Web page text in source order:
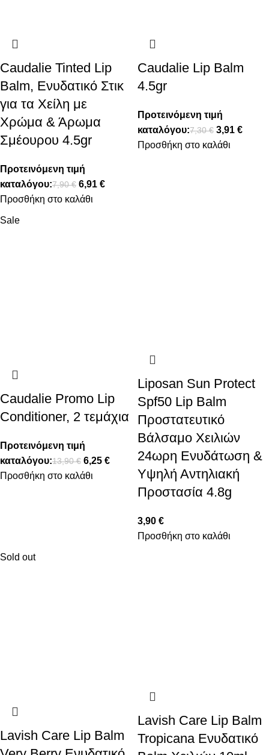
Caudalie Tinted Lip
Balm, Ενυδατικό Στικ
για τα Χείλη με
Χρώμα & Άρωμα
Σμέουρου 4.5gr
Προτεινόμενη τιμή
καταλόγου:7,90€ 6,91 €
Προσθήκη στο καλάθι
Caudalie Lip Balm
4.5gr
Προτεινόμενη τιμή
καταλόγου:7,30€ 3,91 €
Προσθήκη στο καλάθι
Sale
Caudalie Promo Lip
Conditioner, 2 τεμάχια
Προτεινόμενη τιμή
καταλόγου:13,90€ 6,25 €
Προσθήκη στο καλάθι
Liposan Sun Protect
Spf50 Lip Balm
Προστατευτικό
Βάλσαμο Χειλιών
24ωρη Ενυδάτωση &
Υψηλή Αντηλιακή
Προστασία 4.8g
3,90 €
Προσθήκη στο καλάθι
Sold out
Lavish Care Lip Balm
Lavish Care Lip Balm
Tropicana Eνυδατικό